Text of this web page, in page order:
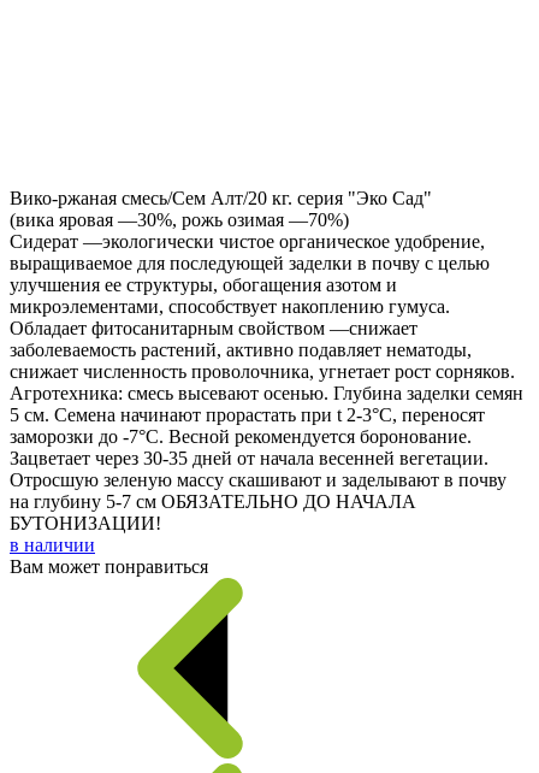
Вико-ржаная смесь/Сем Алт/20 кг. серия "Эко Сад"
(вика яровая —30%, рожь озимая —70%)
Сидерат —экологически чистое органическое удобрение,
выращиваемое для последующей заделки в почву с целью
улучшения ее структуры, обогащения азотом и
микроэлементами, способствует накоплению гумуса.
Обладает фитосанитарным свойством —снижает
заболеваемость растений, активно подавляет нематоды,
снижает численность проволочника, угнетает рост сорняков.
Агротехника: смесь высевают осенью. Глубина заделки семян
5 см. Семена начинают прорастать при t 2-3°C, переносят
заморозки до -7°С. Весной рекомендуется боронование.
Зацветает через 30-35 дней от начала весенней вегетации.
Отросшую зеленую массу скашивают и заделывают в почву
на глубину 5-7 см ОБЯЗАТЕЛЬНО ДО НАЧАЛА
БУТОНИЗАЦИИ!
в наличии
Вам может понравиться